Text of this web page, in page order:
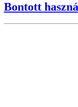
Bontott